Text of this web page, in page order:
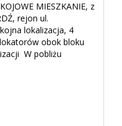
MIESZKANIE, z
rejon ul.
lokalizacja, 4
obok bloku
W pobliżu